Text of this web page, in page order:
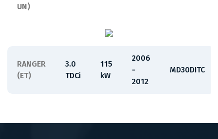
UN)
RANGER
(ET)
3.0
TDCi
115
kW
2006
-
2012
MD30DITC